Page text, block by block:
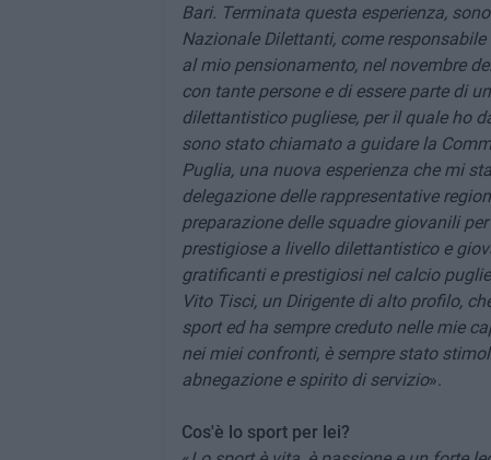
Bari. Terminata questa esperienza,
Nazionale Dilettanti, come
al mio pensionamento, nel novembre
con tante persone e di essere parte di
dilettantistico pugliese, per il quale ho
sono stato chiamato a guidare la
Puglia, una nuova esperienza che mi
delegazione delle rappresentative
preparazione delle squadre giovanili
prestigiose a livello dilettantistico e
gratificanti e prestigiosi nel calcio
Vito Tisci, un Dirigente di alto profilo,
sport ed ha sempre creduto nelle mie
nei miei confronti, è sempre stato
abnegazione e spirito di servizio».
Cos'è lo sport per lei?